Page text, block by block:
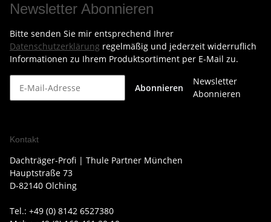
Newsletter Abonnieren
Bitte senden Sie mir entsprechend Ihrer
Datenschutzerklärung regelmäßig und jederzeit widerruflich
Informationen zu Ihrem Produktsortiment per E-Mail zu.
Abonnieren
Newsletter
Abonnieren
Kontakt
Dachträger-Profi | Thule Partner München
Hauptstraße 73
D-82140 Olching
Tel.: +49 (0) 8142 6527380